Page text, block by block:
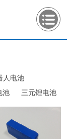
人电池
池
三元锂电池